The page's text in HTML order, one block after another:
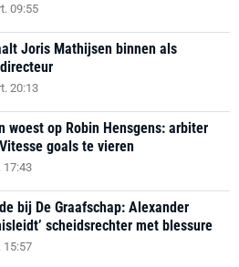
09:55
Joris Mathijsen binnen als
20:13
woest op Robin Hensgens: arbiter
goals te vieren
17:43
bij De Graafschap: Alexander
scheidsrechter met blessure
15:57